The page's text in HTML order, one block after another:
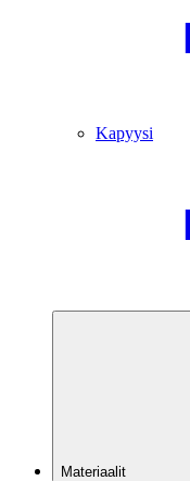
Kapyysi
Materiaalit